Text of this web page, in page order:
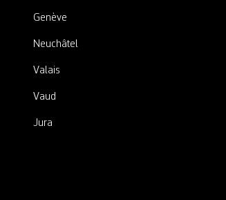
Genève
Neuchâtel
Valais
Vaud
Jura